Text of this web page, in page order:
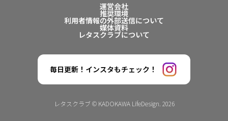
運営会社
推奨環境
利用者情報の外部送信について
媒体資料
レタスクラブについて
毎日更新！インスタもチェック！
レタスクラブ © KADOKAWA LifeDesign. 2026